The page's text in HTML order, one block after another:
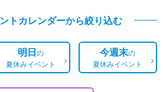
トカレンダーから絞り込む
明日の
夏休みイベント
今週末の
夏休みイベント